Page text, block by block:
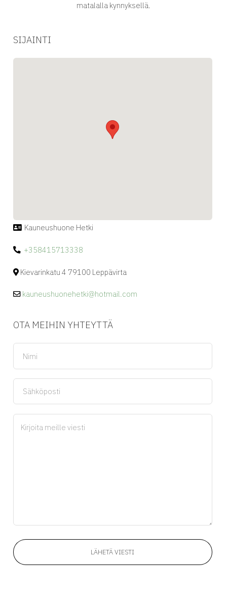
matalalla kynnyksellä.
SIJAINTI
Kauneushuone Hetki
+358415713338
Kievarinkatu 4 79100 Leppävirta
kauneushuonehetki@hotmail.com
OTA MEIHIN YHTEYTTÄ
LÄHETÄ VIESTI